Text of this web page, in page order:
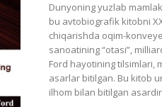
Dunyoning yuzlab
bu avtobiografik kitobni
chiqarishda oqim-
sanoatining “otasi”,
Ford hayotining tilsimlari,
asarlar bitilgan. Bu kitob
ilhom bilan bitilgan